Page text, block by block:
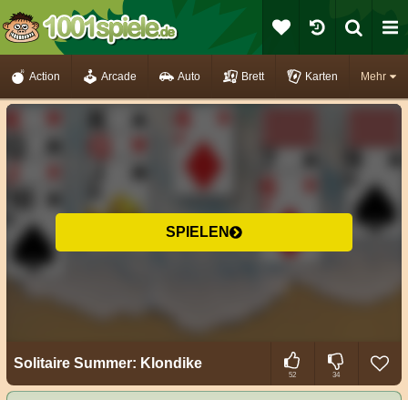
Mehr
Action Arcade Auto Brett Karten
SPIELEN
Solitaire Summer: Klondike
52 34